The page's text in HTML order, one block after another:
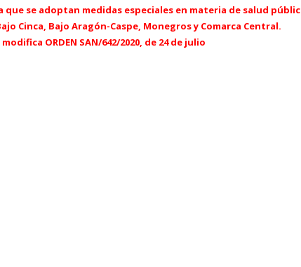
la que se adoptan medidas especiales en materia de salud
Cinca, Bajo Aragón-Caspe, Monegros y Comarca Central.
ORDEN SAN/642/2020, de 24 de julio